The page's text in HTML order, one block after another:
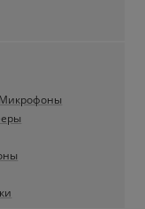
Микрофоны